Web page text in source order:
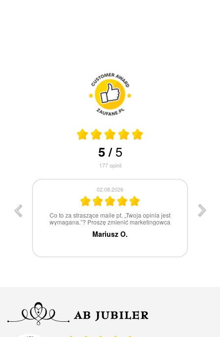
5/5
177opinii
30.07.2026
W 100% polecam
Marcin Z.